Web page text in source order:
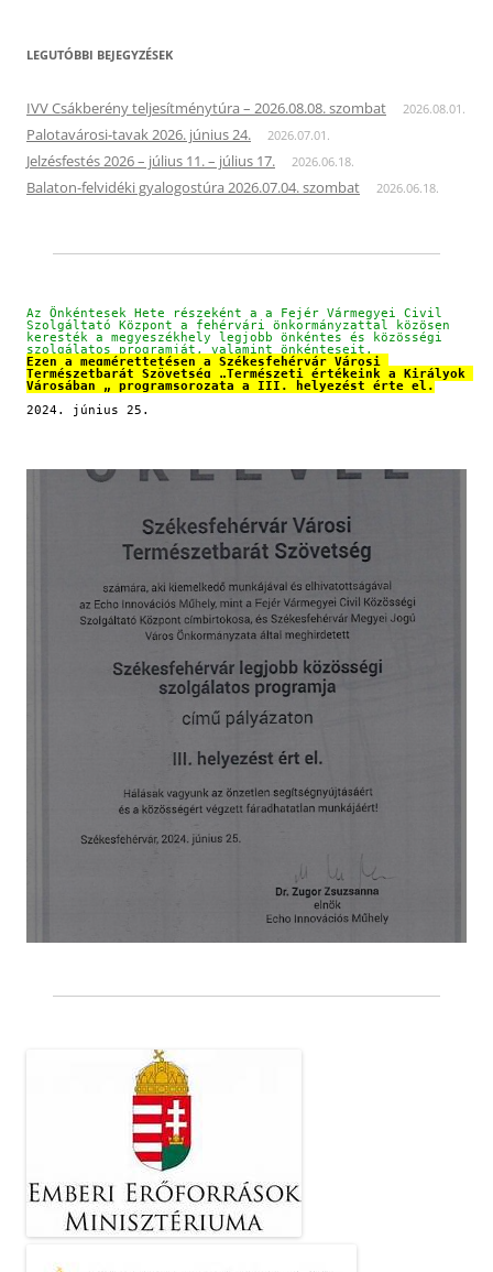
LEGUTÓBBI BEJEGYZÉSEK
IVV Csákberény teljesítménytúra – 2026.08.08. szombat 2026.08.01.
Palotavárosi-tavak 2026. június 24. 2026.07.01.
Jelzésfestés 2026 – július 11. – július 17. 2026.06.18.
Balaton-felvidéki gyalogostúra 2026.07.04. szombat 2026.06.18.
Az Önkéntesek Hete részeként a a Fejér Vármegyei Civil
Szolgáltató Központ a fehérvári önkormányzattal közösen
keresték a megyeszékhely legjobb önkéntes és közösségi
szolgálatos programját, valamint önkénteseit.
Ezen a megmérettetésen a Székesfehérvár Városi
Természetbarát Szövetség „Természeti értékeink a Királyok
Városában „ programsorozata a III. helyezést érte el.
2024. június 25.